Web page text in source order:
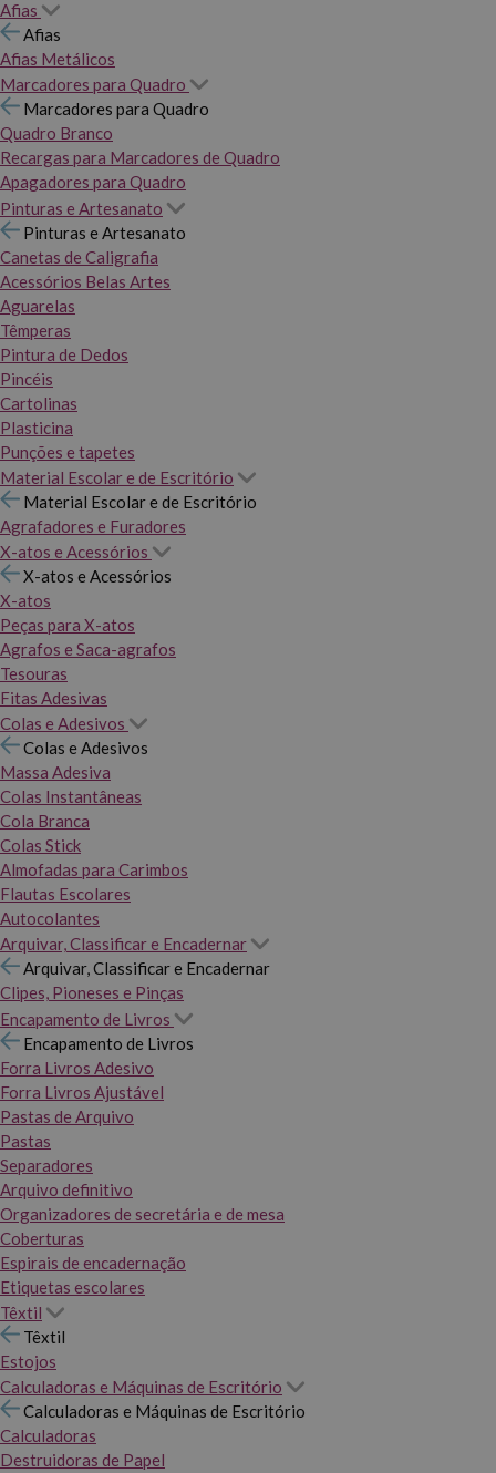
Afias
Afias
Afias Metálicos
Marcadores para Quadro
Marcadores para Quadro
Quadro Branco
Recargas para Marcadores de Quadro
Apagadores para Quadro
Pinturas e Artesanato
Pinturas e Artesanato
Canetas de Caligrafia
Acessórios Belas Artes
Aguarelas
Têmperas
Pintura de Dedos
Pincéis
Cartolinas
Plasticina
Punções e tapetes
Material Escolar e de Escritório
Material Escolar e de Escritório
Agrafadores e Furadores
X-atos e Acessórios
X-atos e Acessórios
X-atos
Peças para X-atos
Agrafos e Saca-agrafos
Tesouras
Fitas Adesivas
Colas e Adesivos
Colas e Adesivos
Massa Adesiva
Colas Instantâneas
Cola Branca
Colas Stick
Almofadas para Carimbos
Flautas Escolares
Autocolantes
Arquivar, Classificar e Encadernar
Arquivar, Classificar e Encadernar
Clipes, Pioneses e Pinças
Encapamento de Livros
Encapamento de Livros
Forra Livros Adesivo
Forra Livros Ajustável
Pastas de Arquivo
Pastas
Separadores
Arquivo definitivo
Organizadores de secretária e de mesa
Coberturas
Espirais de encadernação
Etiquetas escolares
Têxtil
Têxtil
Estojos
Calculadoras e Máquinas de Escritório
Calculadoras e Máquinas de Escritório
Calculadoras
Destruidoras de Papel